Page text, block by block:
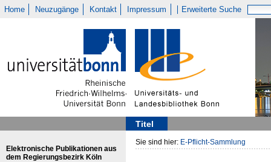
Home Neuzugänge Kontakt Impressum Erweiterte Suche
Titel
Elektronische Publikationen aus
dem Regierungsbezirk Köln
Sie sind hier: E-Pflicht-Sammlung